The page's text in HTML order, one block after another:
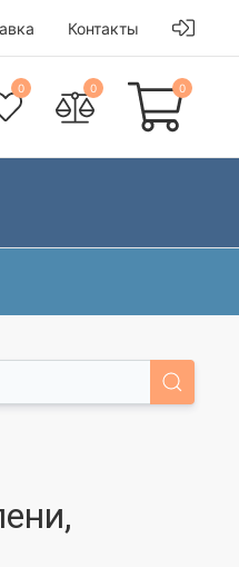
Контакты
0 0 0